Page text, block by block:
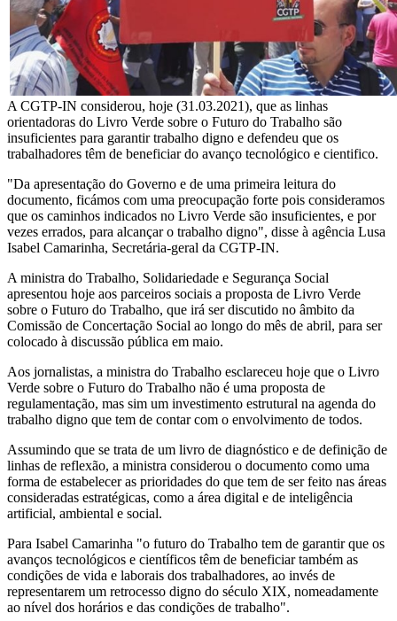
A CGTP-IN considerou, hoje (31.03.2021), que as linhas
orientadoras do Livro Verde sobre o Futuro do Trabalho são
insuficientes para garantir trabalho digno e defendeu que os
trabalhadores têm de beneficiar do avanço tecnológico e cientifico.
"Da apresentação do Governo e de uma primeira leitura do
documento, ficámos com uma preocupação forte pois consideramos
que os caminhos indicados no Livro Verde são insuficientes, e por
vezes errados, para alcançar o trabalho digno", disse à agência Lusa
Isabel Camarinha, Secretária-geral da CGTP-IN.
A ministra do Trabalho, Solidariedade e Segurança Social
apresentou hoje aos parceiros sociais a proposta de Livro Verde
sobre o Futuro do Trabalho, que irá ser discutido no âmbito da
Comissão de Concertação Social ao longo do mês de abril, para ser
colocado à discussão pública em maio.
Aos jornalistas, a ministra do Trabalho esclareceu hoje que o Livro
Verde sobre o Futuro do Trabalho não é uma proposta de
regulamentação, mas sim um investimento estrutural na agenda do
trabalho digno que tem de contar com o envolvimento de todos.
Assumindo que se trata de um livro de diagnóstico e de definição de
linhas de reflexão, a ministra considerou o documento como uma
forma de estabelecer as prioridades do que tem de ser feito nas áreas
consideradas estratégicas, como a área digital e de inteligência
artificial, ambiental e social.
Para Isabel Camarinha "o futuro do Trabalho tem de garantir que os
avanços tecnológicos e científicos têm de beneficiar também as
condições de vida e laborais dos trabalhadores, ao invés de
representarem um retrocesso digno do século XIX, nomeadamente
ao nível dos horários e das condições de trabalho".